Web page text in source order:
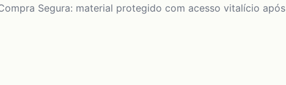
Segura: material protegido com acesso vitalício após